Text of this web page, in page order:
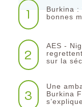
1
Burkina :
bonnes
2
AES -
sur la
3
Une
Burkina
s’explique